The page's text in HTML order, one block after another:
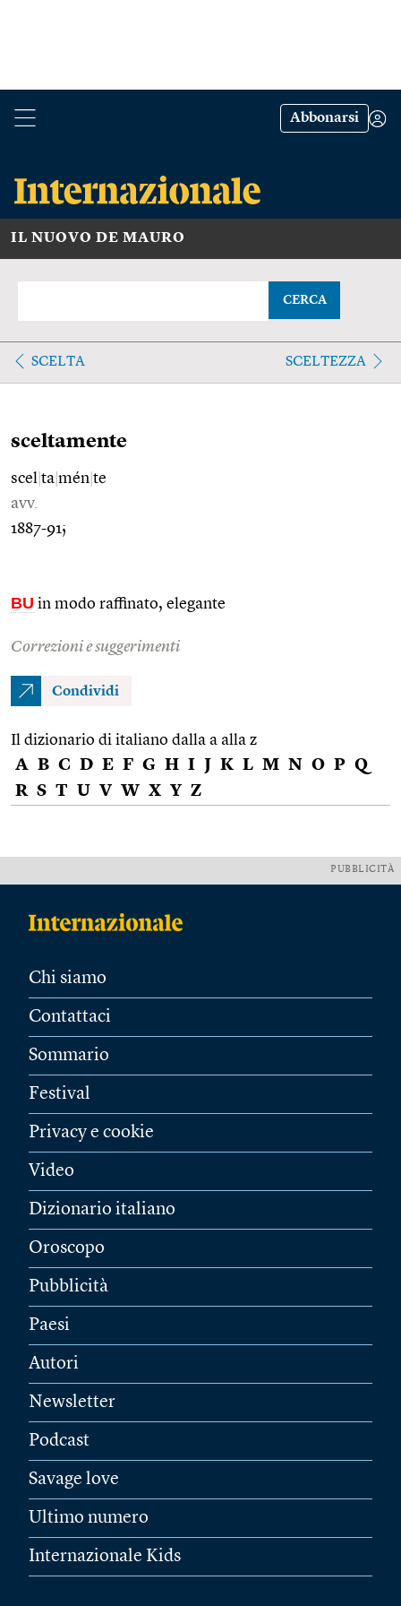
Abbonarsi
IL NUOVO DE MAURO
CERCA
SCELTA SCELTEZZA
sceltamente
scel ta mén te
avv.
1887-91;
BU in modo raffinato, elegante
Correzioni e suggerimenti
Condividi
Il dizionario di italiano dalla a alla z
A B C D E F G H I J K L M N O P Q
R S T U V W X Y Z
PUBBLICITÀ
Chi siamo
Contattaci
Sommario
Festival
Privacy e cookie
Video
Dizionario italiano
Oroscopo
Pubblicità
Paesi
Autori
Newsletter
Podcast
Savage love
Ultimo numero
Internazionale Kids